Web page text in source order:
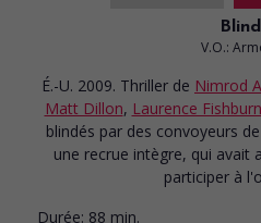
V.O.:
É.-U. 2009. Thriller de Nimrod
Matt Dillon, Laurence
blindés par des convoyeurs
une recrue intègre, qui avait
participer à
Durée: 88 min.